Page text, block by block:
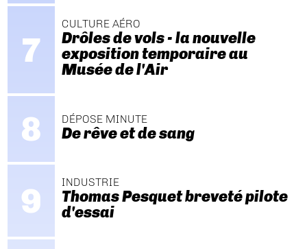
CULTURE AÉRO
Drôles de vols - la nouvelle
exposition temporaire au
Musée de l'Air
DÉPOSE MINUTE
De rêve et de sang
INDUSTRIE
Thomas Pesquet breveté pilote
d'essai